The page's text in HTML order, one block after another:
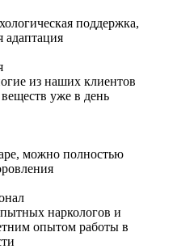
поддержка,
адаптация
из наших клиентов
уже в день
можно полностью
наркологов и
опытом работы в